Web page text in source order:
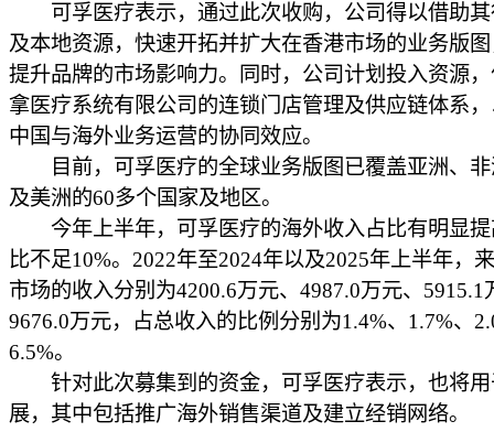
可孚医疗表示，通过此次收购，公司得以借助其
及本地资源，快速开拓并扩大在香港市场的业务版
提升品牌的市场影响力。同时，公司计划投入资源
拿医疗系统有限公司的连锁门店管理及供应链体系
中国与海外业务运营的协同效应。
目前，可孚医疗的全球业务版图已覆盖亚洲、非
及美洲的60多个国家及地区。
今年上半年，可孚医疗的海外收入占比有明显提
比不足10%。2022年至2024年以及2025年上半年，
市场的收入分别为4200.6万元、4987.0万元、5915.1
9676.0万元，占总收入的比例分别为1.4%、1.7%、
6.5%。
针对此次募集到的资金，可孚医疗表示，也将用
展，其中包括推广海外销售渠道及建立经销网络。